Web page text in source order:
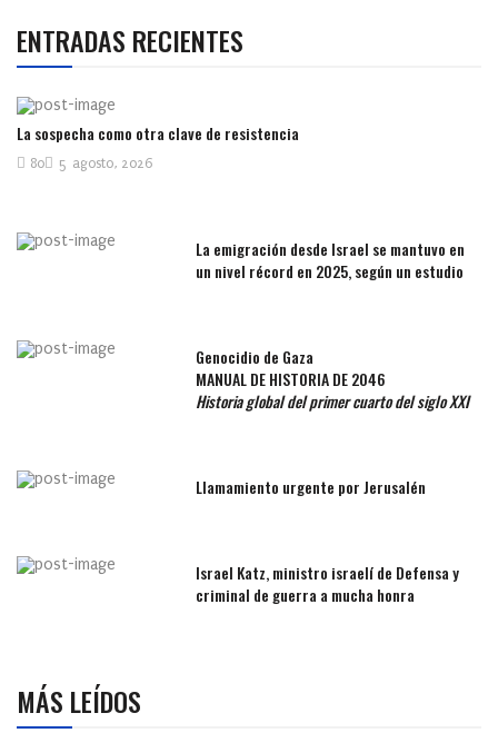
ENTRADAS RECIENTES
La sospecha como otra clave de resistencia
5 agosto, 2026
80
La emigración desde Israel se mantuvo en
un nivel récord en 2025, según un estudio
Genocidio de Gaza
MANUAL DE HISTORIA DE 2046
Historia global del primer cuarto del siglo XXI
Llamamiento urgente por Jerusalén
Israel Katz, ministro israelí de Defensa y
criminal de guerra a mucha honra
MÁS LEÍDOS